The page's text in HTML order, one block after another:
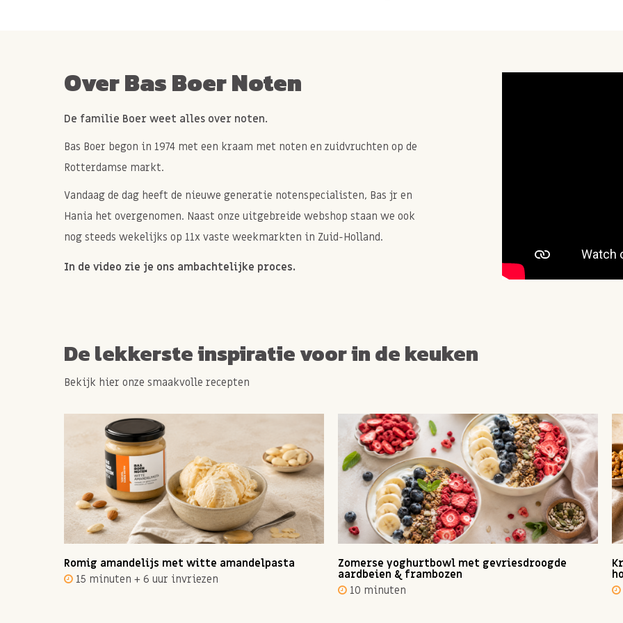
Over Bas Boer Noten
De familie Boer weet alles over noten.
Bas Boer begon in 1974 met een kraam met noten en zuidvruchten op de
Rotterdamse markt.
Vandaag de dag heeft de nieuwe generatie notenspecialisten, Bas jr en
Hania het overgenomen. Naast onze uitgebreide webshop staan we ook
nog steeds wekelijks op 11x vaste weekmarkten in Zuid-Holland.
In de video zie je ons ambachtelijke proces.
De lekkerste inspiratie voor in de keuken
Bekijk hier onze smaakvolle recepten
Romig amandelijs met witte amandelpasta
15 minuten + 6 uur invriezen
Zomerse yoghurtbowl met gevriesdroogde
aardbeien & frambozen
10 minuten